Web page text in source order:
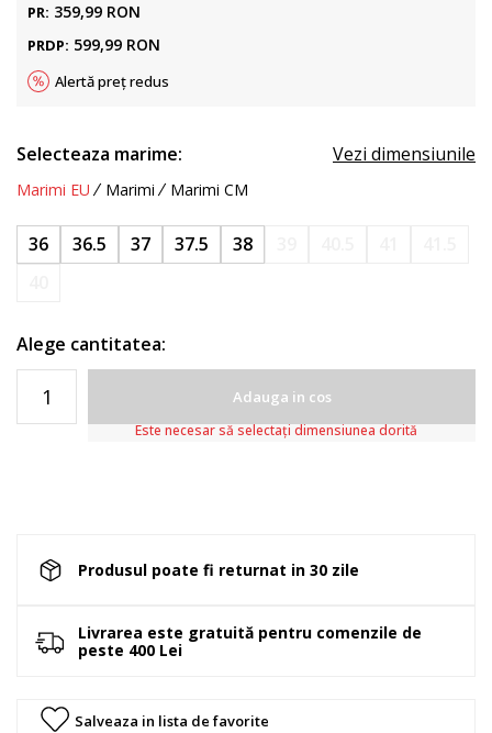
PR: 359,99 RON
PRDP: 599,99 RON
Alertă preț redus
Selecteaza marime: Vezi dimensiunile
Marimi EU Marimi Marimi CM
36 36.5 37 37.5 38
Alege cantitatea:
Adauga in cos
Este necesar să selectați dimensiunea dorită
Produsul poate fi returnat in 30 zile
Livrarea este gratuită pentru comenzile de
peste 400 Lei
Salveaza in lista de favorite